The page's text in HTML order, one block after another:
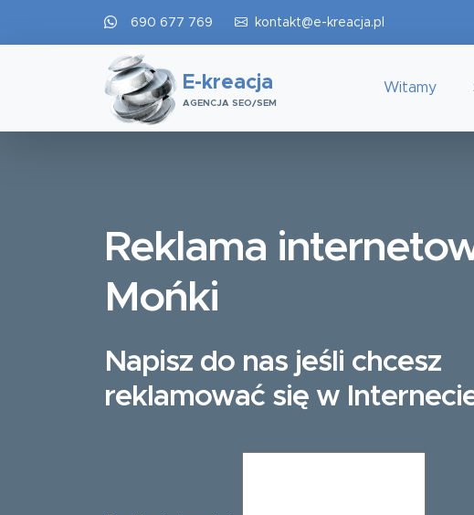
690 677 769 kontakt@e-kreacja.pl
E-kreacja
AGENCJA SEO/SEM
Witamy
Reklama
Mońki
Napisz do nas jeśli chcesz
reklamować się w